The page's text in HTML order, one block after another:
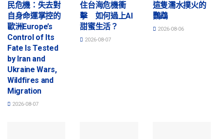
民危機：失去對
自身命運掌控的
歐洲Europe’s
Control of Its
Fate Is Tested
by Iran and
Ukraine Wars,
Wildfires and
Migration
2026-08-07
住台海危機衝
擊 如何過上AI
甜蜜生活？
2026-08-07
這隻濡水撲火的
鸚鵡
2026-08-06